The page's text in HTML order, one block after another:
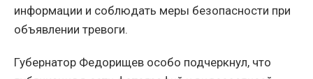
информации и соблюдать меры безопасности при
объявлении тревоги.
Губернатор Федорищев особо подчеркнул, что